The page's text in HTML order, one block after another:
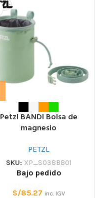
Petzl BANDI Bolsa de
magnesio
PETZL
SKU: XP_S038BB01
Bajo pedido
S/85.27 inc. IGV